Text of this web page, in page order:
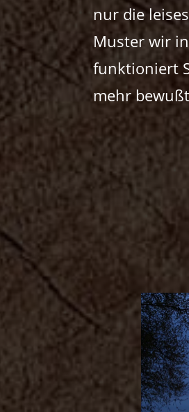
nur die
Muster wir
funktioniert
mehr